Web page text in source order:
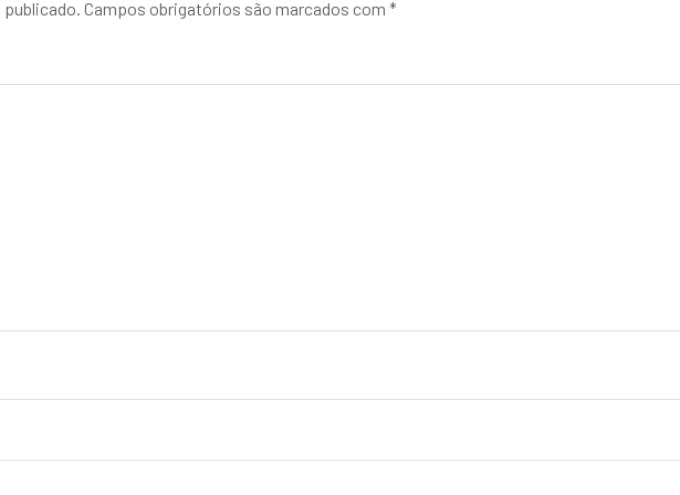
publicado. Campos obrigatórios são marcados com *